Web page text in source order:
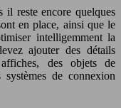
il reste encore quelques
en place, ainsi que le
intelligemment la
ajouter des détails
des objets de
de connexion